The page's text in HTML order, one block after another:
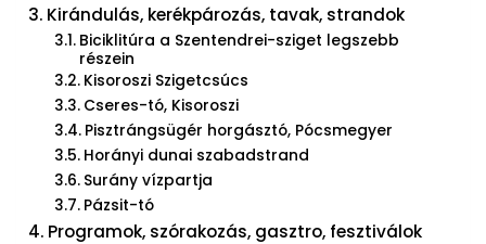
Kirándulás, kerékpározás, tavak, strandok
Biciklitúra a Szentendrei-sziget legszebb
részein
Kisoroszi Szigetcsúcs
Cseres-tó, Kisoroszi
Pisztrángsügér horgásztó, Pócsmegyer
Horányi dunai szabadstrand
Surány vízpartja
Pázsit-tó
Programok, szórakozás, gasztro, fesztiválok